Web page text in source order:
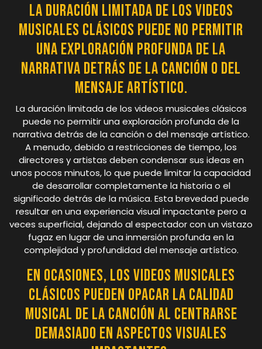
La duración limitada de los videos
musicales clásicos puede no permitir
una exploración profunda de la
narrativa detrás de la canción o del
mensaje artístico.
La duración limitada de los videos musicales clásicos
puede no permitir una exploración profunda de la
narrativa detrás de la canción o del mensaje artístico.
A menudo, debido a restricciones de tiempo, los
directores y artistas deben condensar sus ideas en
unos pocos minutos, lo que puede limitar la capacidad
de desarrollar completamente la historia o el
significado detrás de la música. Esta brevedad puede
resultar en una experiencia visual impactante pero a
veces superficial, dejando al espectador con un vistazo
fugaz en lugar de una inmersión profunda en la
complejidad y profundidad del mensaje artístico.
En ocasiones, los videos musicales
clásicos pueden opacar la calidad
musical de la canción al centrarse
demasiado en aspectos visuales